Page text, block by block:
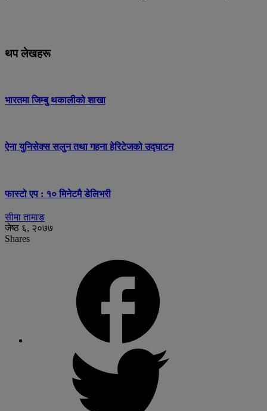
थप लेखहरू
भारतमा जिम्बु थकालीको शाखा
ऐना युनिसेक्स सलुन तथा गहना हेरिटेजको उद्घाटन
फास्टो एप : १० मिनेटमै डेलिभरी
सीमा तामाङ
जेष्ठ ६, २०७७
Shares